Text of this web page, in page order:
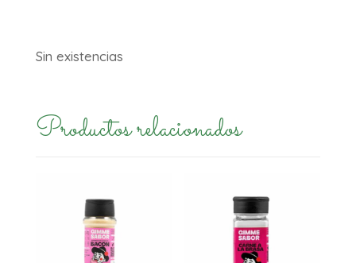
Sin existencias
Productos relacionados